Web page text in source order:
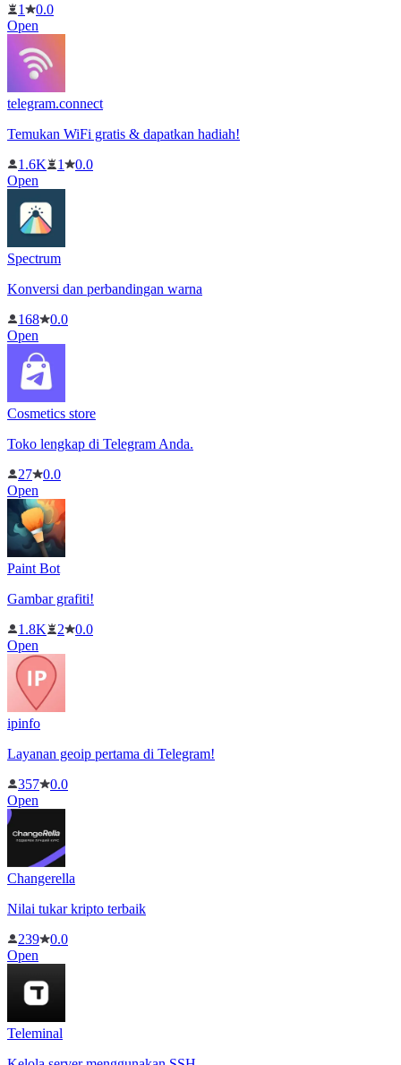
1
0.0
Open
telegram.connect
Temukan WiFi gratis & dapatkan hadiah!
1.6K
1
0.0
Open
Spectrum
Konversi dan perbandingan warna
168
0.0
Open
Cosmetics store
Toko lengkap di Telegram Anda.
27
0.0
Open
Paint Bot
Gambar grafiti!
1.8K
2
0.0
Open
ipinfo
Layanan geoip pertama di Telegram!
357
0.0
Open
Changerella
Nilai tukar kripto terbaik
239
0.0
Open
Teleminal